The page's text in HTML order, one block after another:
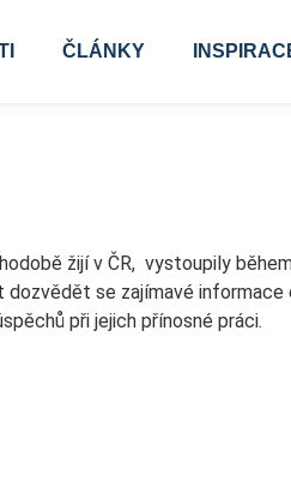
ČLÁNKY
žijí v ČR, vystoupily
se zajímavé
při jejich přínosné práci.